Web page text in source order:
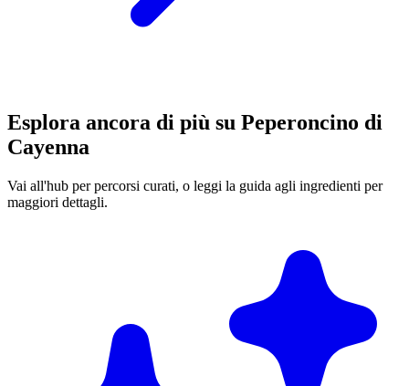
Esplora ancora di più su Peperoncino di
Cayenna
Vai all'hub per percorsi curati, o leggi la guida agli ingredienti per
maggiori dettagli.